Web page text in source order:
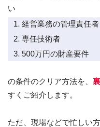
い
経営業務の管理責任者
専任技術者
500万円の財産要件
の条件のクリア方法を、
すくご紹介します。
ただ、現場などで忙しい